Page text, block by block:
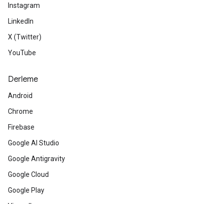
Instagram
LinkedIn
X (Twitter)
YouTube
Derleme
Android
Chrome
Firebase
Google AI Studio
Google Antigravity
Google Cloud
Google Play